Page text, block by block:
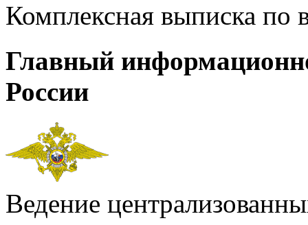
Комплексная выписка
Главный
России
Ведение